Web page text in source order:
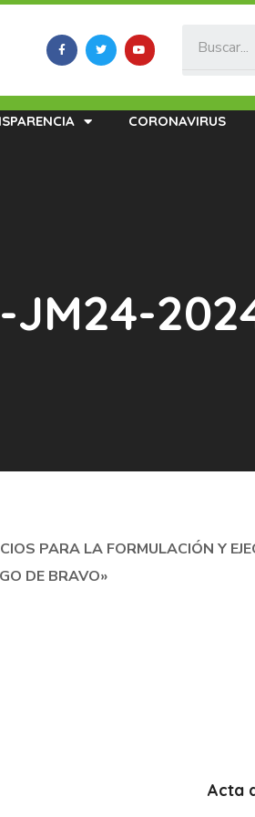
CORONAVIRUS
PARA LA FORMULACIÓN Y
DE BRAVO»
Acta